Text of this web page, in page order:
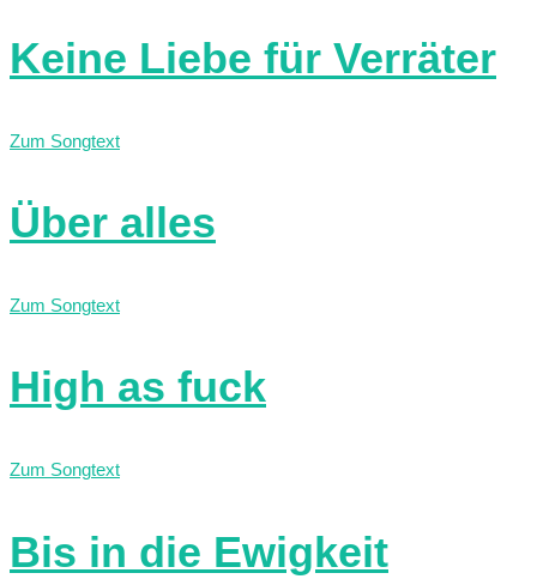
Keine Liebe für Verräter
Zum Songtext
Über alles
Zum Songtext
High as fuck
Zum Songtext
Bis in die Ewigkeit